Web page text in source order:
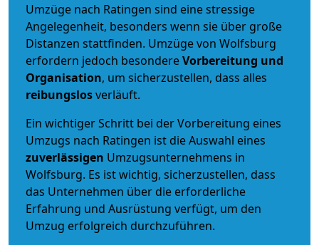
Umzüge nach Ratingen sind eine stressige
Angelegenheit, besonders wenn sie über große
Distanzen stattfinden. Umzüge von Wolfsburg
erfordern jedoch besondereVorbereitung und
Organisation, um sicherzustellen, dass alles
reibungslosverläuft.
Ein wichtiger Schritt bei der Vorbereitung eines
Umzugs nach Ratingen ist die Auswahl eines
zuverlässigen Umzugsunternehmens in
Wolfsburg. Es ist wichtig, sicherzustellen, dass
das Unternehmen über die erforderliche
Erfahrung und Ausrüstung verfügt, um den
Umzug erfolgreich durchzuführen.